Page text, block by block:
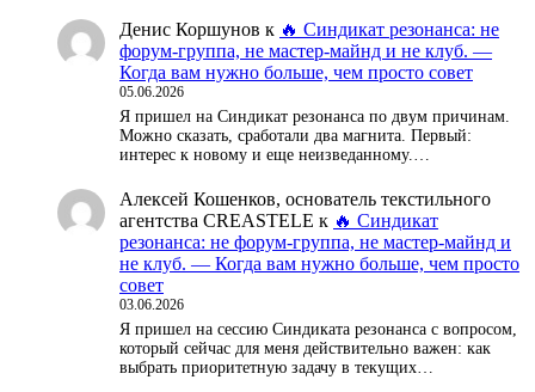
Денис Коршунов к 🔥 Синдикат резонанса: не
форум-группа, не мастер-майнд и не клуб. —
Когда вам нужно больше, чем просто совет
05.06.2026
Я пришел на Синдикат резонанса по двум причинам.
Можно сказать, сработали два магнита. Первый:
интерес к новому и еще неизведанному.…
Алексей Кошенков, основатель текстильного
агентства CREASTELE к 🔥 Синдикат
резонанса: не форум-группа, не мастер-майнд и
не клуб. — Когда вам нужно больше, чем просто
совет
03.06.2026
Я пришел на сессию Синдиката резонанса с вопросом,
который сейчас для меня действительно важен: как
выбрать приоритетную задачу в текущих…